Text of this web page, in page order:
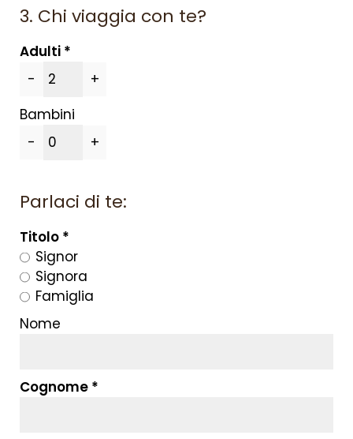
SU DI NOI
OFFERTE
LIVING
SERVICE & SPA
SCOPRIRE
3. Chi viaggia con te?
Adulti
-
+
Bambini
-
+
Parlaci di te:
Titolo
Signor
Signora
Famiglia
Nome
Cognome